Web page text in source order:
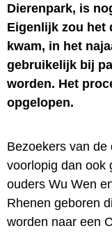
Dierenpark, is
Eigenlijk zou het
kwam, in het
gebruikelijk bij
worden. Het
opgelopen.
Bezoekers van
voorlopig dan ook
ouders Wu Wen
Rhenen geboren
worden naar een